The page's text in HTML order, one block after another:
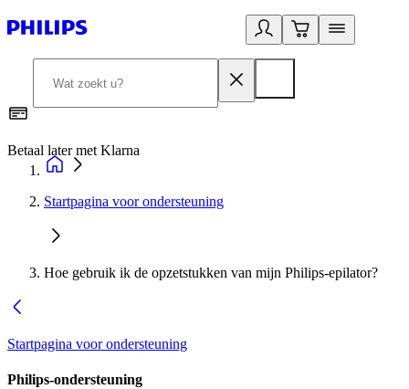
Betaal later met Klarna
Startpagina voor ondersteuning
Hoe gebruik ik de opzetstukken van mijn Philips-epilator?
Startpagina voor ondersteuning
Philips-ondersteuning